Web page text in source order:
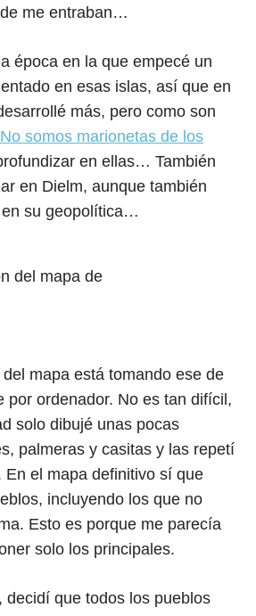
me entraban…
época en la que empecé un
en esas islas, así que en
más, pero como son
No somos marionetas de los
en ellas… También
en Dielm, aunque también
su geopolítica…
mapa está tomando ese de
por ordenador. No es tan difícil,
solo dibujé unas pocas
palmeras y casitas y las repetí
En el mapa definitivo sí que
incluyendo los que no
Esto es porque me parecía
solo los principales.
decidí que todos los pueblos